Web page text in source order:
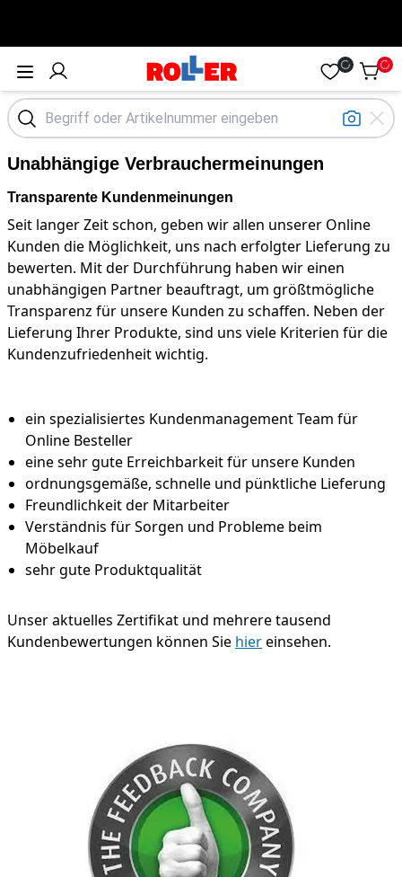
Öffne Menü
Unabhängige Verbrauchermeinungen
Transparente Kundenmeinungen
Seit langer Zeit schon, geben wir allen unserer Online
Kunden die Möglichkeit, uns nach erfolgter Lieferung zu
bewerten. Mit der Durchführung haben wir einen
unabhängigen Partner beauftragt, um größtmögliche
Transparenz für unsere Kunden zu schaffen. Neben der
Lieferung Ihrer Produkte, sind uns viele Kriterien für die
Kundenzufriedenheit wichtig.
ein spezialisiertes Kundenmanagement Team für
Online Besteller
eine sehr gute Erreichbarkeit für unsere Kunden
ordnungsgemäße, schnelle und pünktliche Lieferung
Freundlichkeit der Mitarbeiter
Verständnis für Sorgen und Probleme beim
Möbelkauf
sehr gute Produktqualität
Unser aktuelles Zertifikat und mehrere tausend
Kundenbewertungen können Sie hiereinsehen.